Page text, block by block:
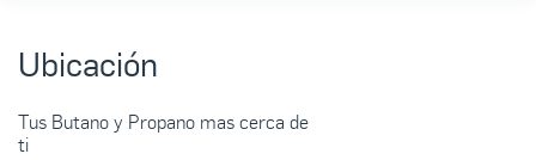
Ubicación
Tus Butano y Propano mas cerca de
ti